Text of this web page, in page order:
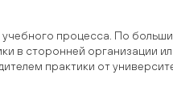
процесса. По
в сторонней организации
практики от